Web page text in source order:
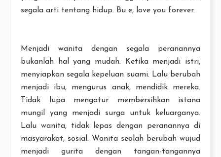
segala arti tentang hidup. Bu e, love you forever.
Menjadi wanita dengan segala peranannya
bukanlah hal yang mudah. Ketika menjadi istri,
menyiapkan segala kepeluan suami. Lalu berubah
menjadi ibu, mengurus anak, mendidik mereka.
Tidak lupa mengatur membersihkan istana
mungil yang menjadi surga untuk keluarganya.
Lalu wanita, tidak lepas dengan peranannya di
masyarakat, sosial. Wanita seolah berubah wujud
menjadi gurita dengan tangan-tangannya